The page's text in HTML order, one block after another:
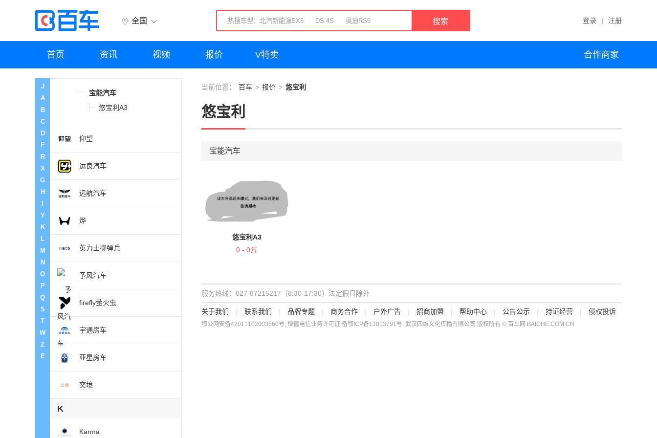
全国 搜索 登录 | 注册
首页 资讯 视频 报价 V特卖 合作商家
J
A
B
C
D
F
R
X
G
H
Y
K
L
M
N
O
P
Q
S
T
W
Z
E
雅升汽车
宝能汽车
悠宝利A3
仰望
运良汽车
远航汽车
烨
英力士掷弹兵
予风汽车
firefly萤火虫
宇通房车
亚星房车
奕境
K
Karma
当前位置： 百车 报价 悠宝利
悠宝利
宝能汽车
悠宝利A3
0 - 0万
服务热线：027-87215217（8:30-17:30）法定假日除外
关于我们 | 联系我们 | 品牌专题 | 商务合作 | 户外广告 | 招商加盟 | 帮助中心 | 公告公示 | 持证经营 | 侵权投诉
鄂公网安备42011102003560号; 增值电信业务许可证 备鄂ICP备11013791号; 武汉四维文化传播有限公司 版权所有 © 百车网 BAICHE.COM.CN